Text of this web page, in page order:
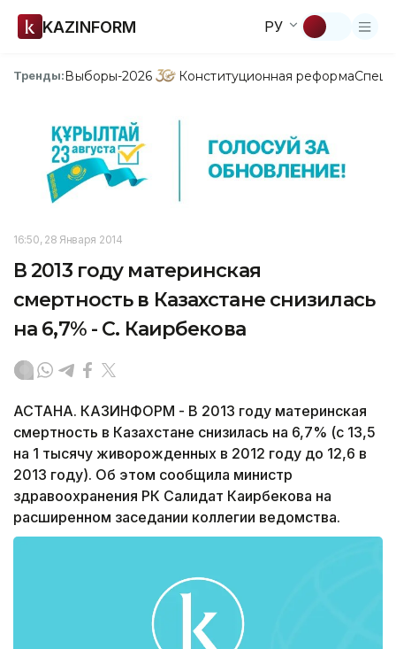
KAZINFORM РУ
Тренды:Выборы-2026 Конституционная реформа
16:50, 28 Января 2014
В 2013 году материнская
смертность в Казахстане снизилась
на 6,7% - С. Каирбекова
АСТАНА. КАЗИНФОРМ - В 2013 году материнская
смертность в Казахстане снизилась на 6,7% (с 13,5
на 1 тысячу живорожденных в 2012 году до 12,6 в
2013 году). Об этом сообщила министр
здравоохранения РК Салидат Каирбекова на
расширенном заседании коллегии ведомства.